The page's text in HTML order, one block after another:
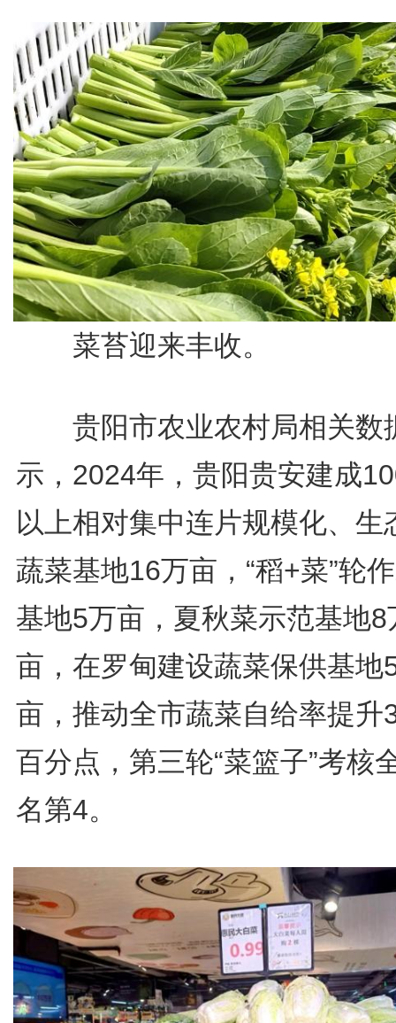
菜苔迎来丰收。
贵阳市农业农村局相关数
示，2024年，贵阳贵安建成
以上相对集中连片规模化、生
蔬菜基地16万亩，“稻+菜”轮
基地5万亩，夏秋菜示范基地8
亩，在罗甸建设蔬菜保供基地
亩，推动全市蔬菜自给率提升
百分点，第三轮“菜篮子”考核
名第4。